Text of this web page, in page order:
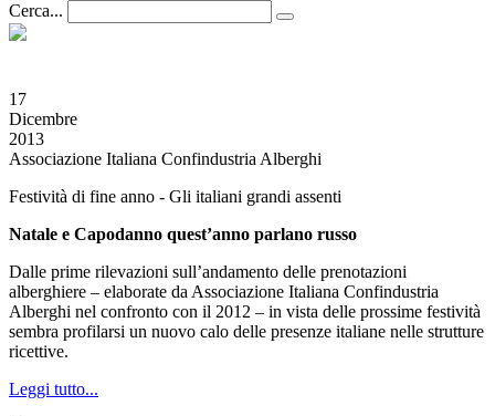
Cerca...
17
Dicembre
2013
Associazione Italiana Confindustria Alberghi
Festività di fine anno - Gli italiani grandi assenti
Natale e Capodanno quest’anno parlano russo
Dalle prime rilevazioni sull’andamento delle prenotazioni
alberghiere – elaborate da Associazione Italiana Confindustria
Alberghi nel confronto con il 2012 – in vista delle prossime festività
sembra profilarsi un nuovo calo delle presenze italiane nelle strutture
ricettive.
Leggi tutto...